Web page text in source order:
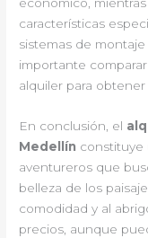
económico,
características
sistemas de
importante
alquiler para
En conclusión, el
Medellín constituye
aventureros que
belleza de los
comodidad y al
precios, aunque